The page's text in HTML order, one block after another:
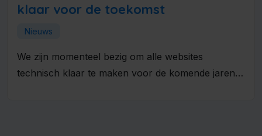
klaar voor de toekomst
Nieuws
We zijn momenteel bezig om alle websites
technisch klaar te maken voor de komende jaren.